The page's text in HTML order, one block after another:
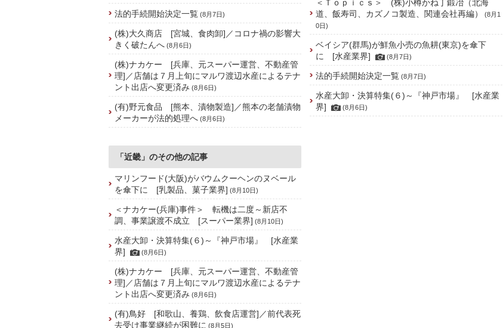
法的手続開始決定一覧 (8月7日)
(株)大久商店 [宮城、食肉卸]／コロナ禍の影響大
きく破たんへ (8月6日)
(株)ナカケー [兵庫、元スーパー運営、不動産管
理]／店舗は７月上旬にマルワ渡辺水産によるテナ
ント出店へ変更済み (8月6日)
(有)野元食品 [熊本、漬物製造]／熊本の老舗漬物
メーカーが法的処理へ (8月6日)
＜Ｔｏｐｉｃｓ＞ (株)小樽かね丁鍛冶（北海
道、飯寿司、カズノコ製造、関連会社再編）
(8月1
0日)
ベイシア(群馬)が鮮魚小売の魚耕(東京)を傘下
に [水産業界]
(8月7日)
法的手続開始決定一覧 (8月7日)
水産大卸・決算特集(６)～『神戸市場』 [水産業
界]
(8月6日)
「近畿」のその他の記事
マリンフード(大阪)がバウムクーヘンのヌベール
を傘下に [乳製品、菓子業界] (8月10日)
＜ナカケー(兵庫)事件＞ 転機は二度～新店不
調、事業譲渡不成立 [スーパー業界] (8月10日)
水産大卸・決算特集(６)～『神戸市場』 [水産業
界]
(8月6日)
(株)ナカケー [兵庫、元スーパー運営、不動産管
理]／店舗は７月上旬にマルワ渡辺水産によるテナ
ント出店へ変更済み (8月6日)
(有)鳥好 [和歌山、養鶏、飲食店運営]／前代表死
去受け事業継続が困難に (8月5日)